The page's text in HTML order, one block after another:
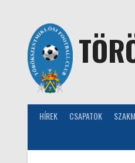
HÍREK CSAPATOK